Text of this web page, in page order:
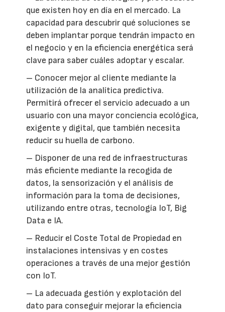
que existen hoy en día en el mercado. La
capacidad para descubrir qué soluciones se
deben implantar porque tendrán impacto en
el negocio y en la eficiencia energética será
clave para saber cuáles adoptar y escalar.
– Conocer mejor al cliente mediante la
utilización de la analítica predictiva.
Permitirá ofrecer el servicio adecuado a un
usuario con una mayor conciencia ecológica,
exigente y digital, que también necesita
reducir su huella de carbono.
– Disponer de una red de infraestructuras
más eficiente mediante la recogida de
datos, la sensorización y el análisis de
información para la toma de decisiones,
utilizando entre otras, tecnología IoT, Big
Data e IA.
– Reducir el Coste Total de Propiedad en
instalaciones intensivas y en costes
operaciones a través de una mejor gestión
con IoT.
– La adecuada gestión y explotación del
dato para conseguir mejorar la eficiencia